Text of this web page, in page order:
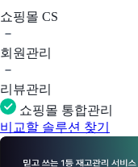
쇼핑몰 CS
회원관리
리뷰관리
쇼핑몰 통합관리
비교할 솔루션 찾기